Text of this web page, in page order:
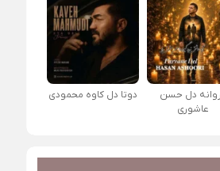
دل حسن
عاشوری
دوتا دل کاوه محمودی